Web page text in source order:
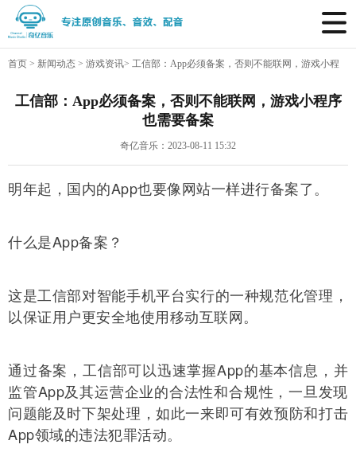
首页 > 新闻动态 > 游戏资讯> 工信部：App必须备案，否则不能联网，游戏小程
序也需要备案
工信部：App必须备案，否则不能联网，游戏小程序
也需要备案
奇亿音乐：2023-08-11 15:32
明年起，国内的App也要像网站一样进行备案了。
什么是App备案？
这是工信部对智能手机平台实行的一种规范化管理，
以保证用户更安全地使用移动互联网。
通过备案，工信部可以迅速掌握App的基本信息，并
监管App及其运营企业的合法性和合规性，一旦发现
问题能及时下架处理，如此一来即可有效预防和打击
App领域的违法犯罪活动。